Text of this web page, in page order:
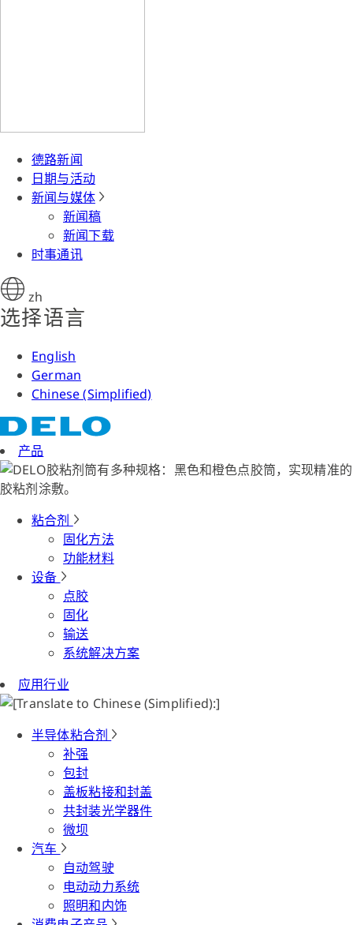
德路新闻
日期与活动
新闻与媒体
新闻稿
新闻下载
时事通讯
zh
选择语言
English
German
Chinese (Simplified)
产品
粘合剂
固化方法
功能材料
设备
点胶
固化
输送
系统解决方案
应用行业
半导体粘合剂
补强
包封
盖板粘接和封盖
共封装光学器件
微坝
汽车
自动驾驶
电动动力系统
照明和内饰